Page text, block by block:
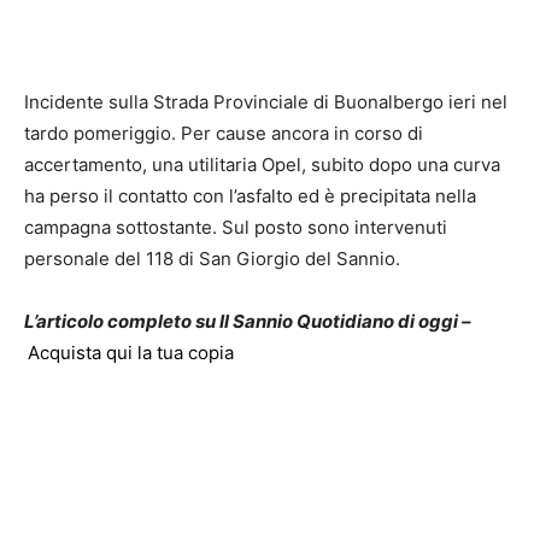
Incidente sulla Strada Provinciale di Buonalbergo ieri nel
tardo pomeriggio. Per cause ancora in corso di
accertamento, una utilitaria Opel, subito dopo una curva
ha perso il contatto con l’asfalto ed è precipitata nella
campagna sottostante. Sul posto sono intervenuti
personale del 118 di San Giorgio del Sannio.
L’articolo completo su Il Sannio Quotidiano di oggi –
Acquista qui la tua copia